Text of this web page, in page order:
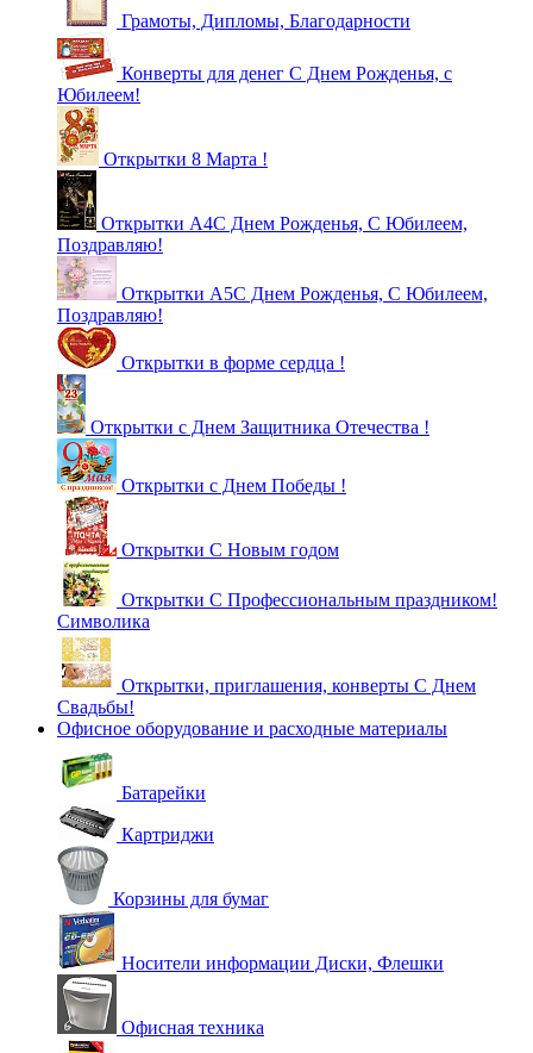
Грамоты, Дипломы, Благодарности
Конверты для денег С Днем Рожденья, с
Юбилеем!
Открытки 8 Марта !
Открытки А4С Днем Рожденья, С Юбилеем,
Поздравляю!
Открытки А5С Днем Рожденья, С Юбилеем,
Поздравляю!
Открытки в форме сердца !
Открытки с Днем Защитника Отечества !
Открытки с Днем Победы !
Открытки С Новым годом
Открытки С Профессиональным праздником!
Символика
Открытки, приглашения, конверты С Днем
Свадьбы!
Офисное оборудование и расходные материалы
Батарейки
Картриджи
Корзины для бумаг
Носители информации Диски, Флешки
Офисная техника